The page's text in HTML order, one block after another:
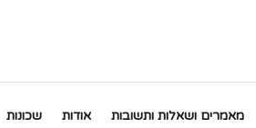
מאמרים ושאלות ותשובות אודות שכונות